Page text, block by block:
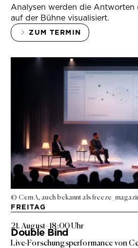
Analysen werden die Antworten
auf der Bühne visualisiert.
ZUM TERMIN
© Cem A, auch bekannt als
FREITAG
21. August–18:00 Uhr
Double Bind
Live-Forschungsperformance von